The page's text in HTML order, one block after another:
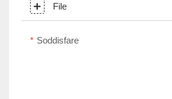
File
Soddisfare